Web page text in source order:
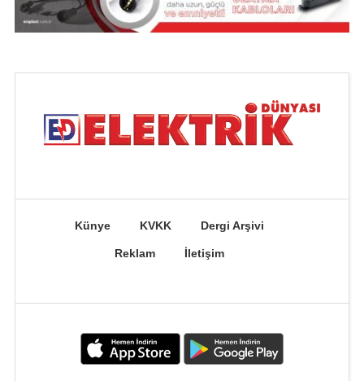
Künye KVKK Dergi Arşivi
Reklam İletişim